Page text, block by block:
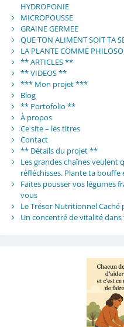
HYDROPONIE
MICROPOUSSE
GRAINE GERMEE
QUE TON ALIMENT SOIT TA
LA PLANTE COMME
** ARTICLES **
** VIDEOS **
*** Mon projet ***
Blog
** Portofolio **
À propos
Ce site – les titres
Contact
** Détails du projet **
Les grandes chaînes veulent
réfléchisses. Plante ta
Faites pousser vos légumes
vous
Le Trésor Nutritionnel
Un concentré de vitalité